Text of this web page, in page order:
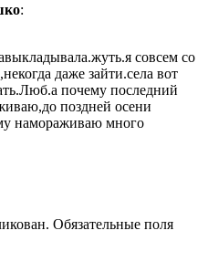
:
совсем со
даже зайти.села вот
почему последний
поздней осени
намораживаю много
Обязательные поля